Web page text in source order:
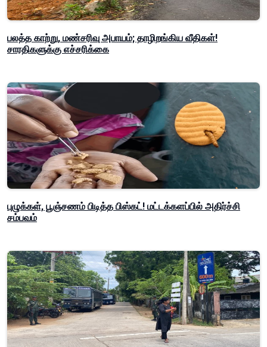
பலத்த காற்று, மண்சரிவு அபாயம்; தாழிறங்கிய வீதிகள்!
சாரதிகளுக்கு எச்சரிக்கை
புழுக்கள், பூஞ்சணம் பிடித்த பிஸ்கட்! மட்டக்களப்பில் அதிர்ச்சி
சம்பவம்